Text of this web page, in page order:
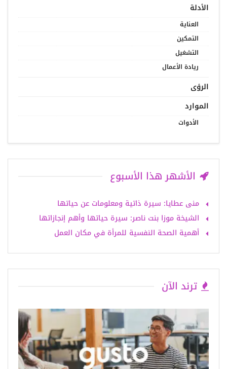
الأدلة
العناية
التمكين
التشغيل
ريادة الأعمال
الرؤى
الموارد
الأدوات
الأشهر هذا الأسبوع
منى عطايا: سيرة ذاتية ومعلومات عن حياتها
الشيخة موزا بنت ناصر: سيرة حياتها وأهم إنجازاتها
أهمية الصحة النفسية للمرأة في مكان العمل
ترند الآن